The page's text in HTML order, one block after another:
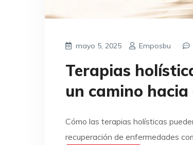
mayo 5, 2025 Emposbu
Terapias
un camino
Cómo las terapias holísticas
recuperación de enfermedades